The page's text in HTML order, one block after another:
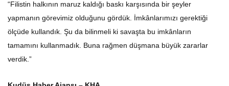
“Filistin halkının maruz kaldığı baskı karşısında bir şeyler
yapmanın görevimiz olduğunu gördük. İmkânlarımızı gerektiği
ölçüde kullandık. Şu da bilinmeli ki savaşta bu imkânların
tamamını kullanmadık. Buna rağmen düşmana büyük zararlar
verdik.”